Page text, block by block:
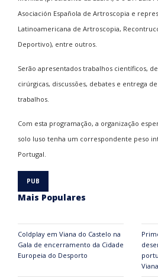
Asociación Española de Artroscopia e
Latinoamericana de Artroscopia,
Deportivo), entre outros.
Serão apresentados trabalhos científicos,
cirúrgicas, discussões, debates e entrega
trabalhos.
Com esta programação, a organização
solo luso tenha um correspondente peso
Portugal.
Mais Populares
Coldplay em Viana do Castelo na
Gala de encerramento da Cidade
Europeia do Desporto